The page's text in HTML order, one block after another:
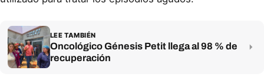
LEE TAMBIÉN
Oncológico Génesis Petit llega al 98 % de
recuperación